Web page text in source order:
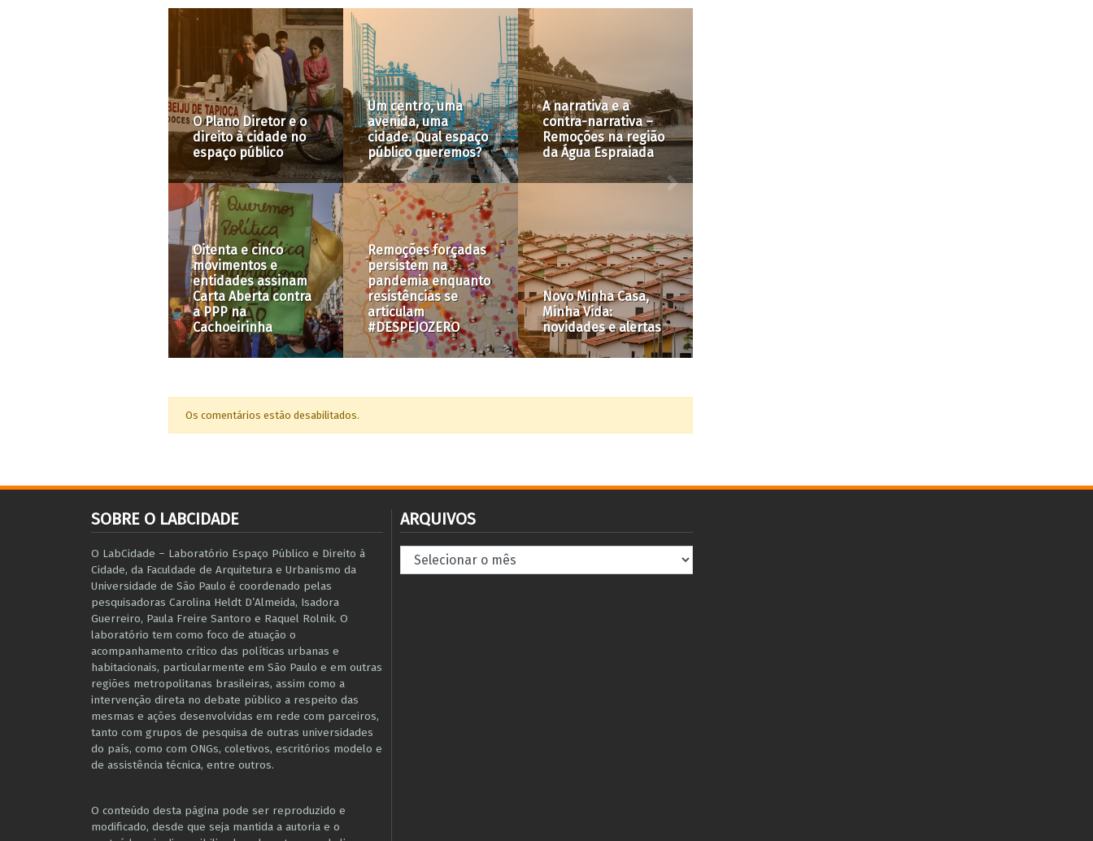
Um centro, uma
avenida, uma
cidade. Qual espaço
público queremos?
A narrativa e a
contra-narrativa –
Remoções na região
da Água Espraiada
Remoções forçadas
persistem na
pandemia enquanto
resistências se
articulam
#DESPEJOZERO
Novo Minha Casa,
Minha Vida:
novidades e alertas
As Grandes
Intervenções
Urbanas no Vetor
Norte da Região
Metropolitana de
Belo Horizonte
Política habitacional
para Campos Elíseos
será debatida em
audiência pública
Os comentários estão desabilitados.
SOBRE O LABCIDADE
O LabCidade – Laboratório Espaço Público e Direito à
Cidade, da Faculdade de Arquitetura e Urbanismo da
Universidade de São Paulo é coordenado pelas
pesquisadoras Carolina Heldt D’Almeida, Isadora
Guerreiro, Paula Freire Santoro e Raquel Rolnik. O
laboratório tem como foco de atuação o
acompanhamento crítico das políticas urbanas e
habitacionais, particularmente em São Paulo e ​em outras
regiões metropolitanas brasileiras, assim como a
intervenção direta no debate público a respeito das
mesmas e ações desenvolvidas em r​e​de com parceiros,
tanto com grupos de pesquisa ​de outras universidades
do país, como com ONGs, coletivos, escritórios modelo e
de assistência técnica​, entre outros​.
O conteúdo desta página pode ser reproduzido e
modificado, desde que seja mantida a autoria e o
ARQUIVOS
Arquivos